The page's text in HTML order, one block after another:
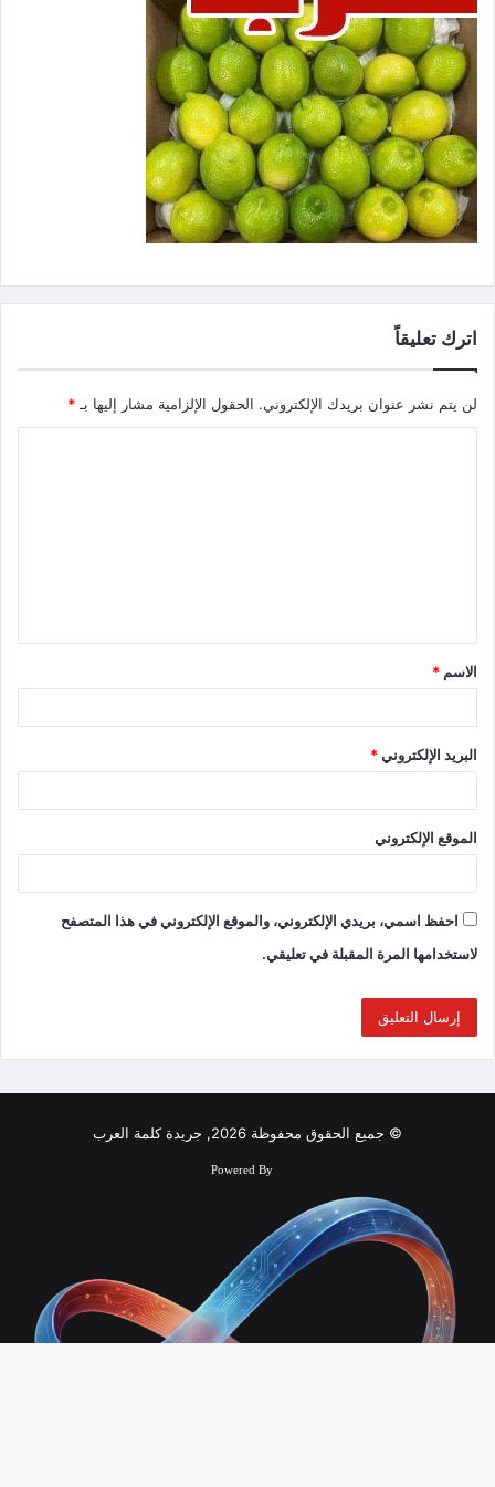
اترك تعليقاً
لن يتم نشر عنوان بريدك الإلكتروني. الحقول الإلزامية مشار إليها بـ*
الاسم *
البريد الإلكتروني*
الموقع الإلكتروني
احفظ اسمي، بريدي الإلكتروني، والموقع الإلكتروني في هذا المتصفح
لاستخدامها المرة المقبلة في تعليقي.
© جميع الحقوق محفوظة 2026, جريدة كلمة العرب